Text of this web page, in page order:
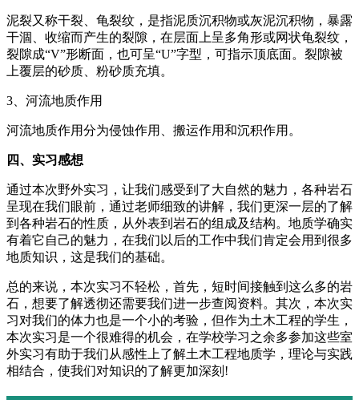
泥裂又称干裂、龟裂纹，是指泥质沉积物或灰泥沉积物，暴露
干涸、收缩而产生的裂隙，在层面上呈多角形或网状龟裂纹，
裂隙成“V”形断面，也可呈“U”字型，可指示顶底面。裂隙被
上覆层的砂质、粉砂质充填。
3、河流地质作用
河流地质作用分为侵蚀作用、搬运作用和沉积作用。
四、实习感想
通过本次野外实习，让我们感受到了大自然的魅力，各种岩石
呈现在我们眼前，通过老师细致的讲解，我们更深一层的了解
到各种岩石的性质，从外表到岩石的组成及结构。地质学确实
有着它自己的魅力，在我们以后的工作中我们肯定会用到很多
地质知识，这是我们的基础。
总的来说，本次实习不轻松，首先，短时间接触到这么多的岩
石，想要了解透彻还需要我们进一步查阅资料。其次，本次实
习对我们的体力也是一个小的考验，但作为土木工程的学生，
本次实习是一个很难得的机会，在学校学习之余多参加这些室
外实习有助于我们从感性上了解土木工程地质学，理论与实践
相结合，使我们对知识的了解更加深刻!